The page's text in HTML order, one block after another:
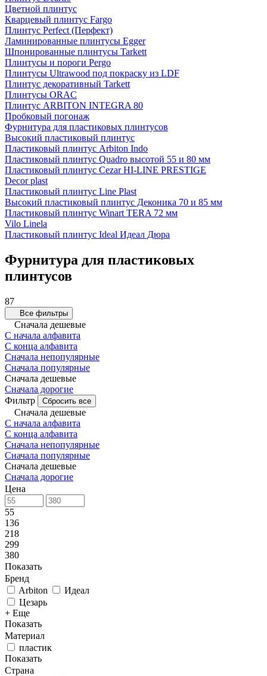
Цветной плинтус
Кварцевый плинтус Fargo
Плинтус Perfect (Перфект)
Ламинированные плинтусы Egger
Шпонированные плинтусы Tarkett
Плинтусы и пороги Pergo
Плинтусы Ultrawood под покраску из LDF
Плинтус декоративный Tarkett
Плинтусы ORAC
Плинтус ARBITON INTEGRA 80
Пробковый погонаж
Фурнитура для пластиковых плинтусов
Высокий пластиковый плинтус
Пластиковый плинтус Arbiton Indo
Пластиковый плинтус Quadro высотой 55 и 80 мм
Пластиковый плинтус Cezar HI-LINE PRESTIGE
Decor plast
Пластиковый плинтус Line Plast
Высокий пластиковый плинтус Деконика 70 и 85 мм
Пластиковый плинтус Winart TERA 72 мм
Vilo Linela
Пластиковый плинтус Ideal Идеал Дюра
Фурнитура для пластиковых
плинтусов
87
Все фильтры
Сначала дешевые
С начала алфавита
С конца алфавита
Сначала непопулярные
Сначала популярные
Сначала дешевые
Сначала дорогие
Фильтр
Сбросить все
Сначала дешевые
С начала алфавита
С конца алфавита
Сначала непопулярные
Сначала популярные
Сначала дешевые
Сначала дорогие
Цена
55
136
218
299
380
Показать
Бренд
Arbiton
Идеал
Цезарь
+ Еще
Показать
Материал
пластик
Показать
Страна